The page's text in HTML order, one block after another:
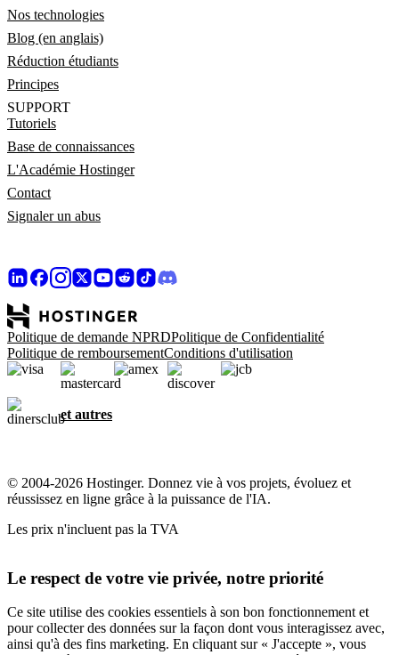
Nos technologies
Blog (en anglais)
Réduction étudiants
Principes
SUPPORT
Tutoriels
Base de connaissances
L'Académie Hostinger
Contact
Signaler un abus
Politique de demande NPRDPolitique de Confidentialité
Politique de remboursementConditions d'utilisation
et autres
© 2004-2026 Hostinger. Donnez vie à vos projets, évoluez et
réussissez en ligne grâce à la puissance de l'IA.
Les prix n'incluent pas la TVA
Le respect de votre vie privée, notre priorité
Ce site utilise des cookies essentiels à son bon fonctionnement et
pour collecter des données sur la façon dont vous interagissez avec,
ainsi qu'à des fins marketing. En cliquant sur « J'accepte », vous